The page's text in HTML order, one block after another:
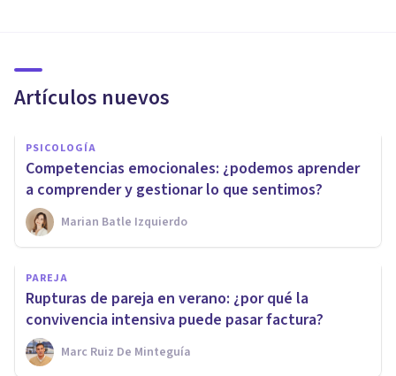
Artículos nuevos
PSICOLOGÍA
Competencias emocionales: ¿podemos aprender
a comprender y gestionar lo que sentimos?
Marian Batle Izquierdo
PAREJA
Rupturas de pareja en verano: ¿por qué la
convivencia intensiva puede pasar factura?
Marc Ruiz De Minteguía